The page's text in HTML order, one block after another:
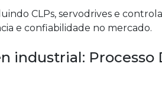
CLPs, servodrives e
e confiabilidade no mercado.
industrial: Processo